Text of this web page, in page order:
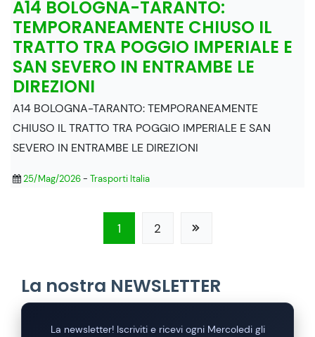
A14 BOLOGNA-TARANTO:
TEMPORANEAMENTE CHIUSO IL
TRATTO TRA POGGIO IMPERIALE E
SAN SEVERO IN ENTRAMBE LE
DIREZIONI
A14 BOLOGNA-TARANTO: TEMPORANEAMENTE
CHIUSO IL TRATTO TRA POGGIO IMPERIALE E SAN
SEVERO IN ENTRAMBE LE DIREZIONI
25/Mag/2026- Trasporti Italia
1 2
La nostra NEWSLETTER
La newsletter! Iscriviti e ricevi ogni Mercoledi gli